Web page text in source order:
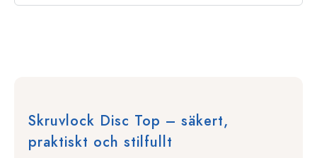
Skruvlock Disc Top – säkert,
praktiskt och stilfullt